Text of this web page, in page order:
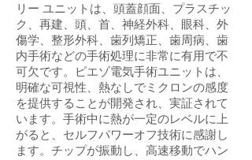
リー ユニットは、頭蓋顔面、プラスチッ
ク、再建、頭、首、神経外科、眼科、外
傷学、整形外科、歯列矯正、歯周病、歯
内手術などの手術処理に非常に有用で不
可欠です。ピエゾ電気手術ユニットは、
明確な可視性、熱なしでミクロンの感度
を提供することが開発され、実証されて
います。手術中に熱が一定のレベルに上
がると、セルフパワーオフ技術に感謝し
ます。チップが振動し、高速移動でハン